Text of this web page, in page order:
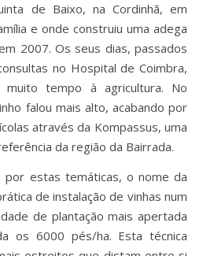
de Baixo, na Cordinhã, em
e onde construiu uma adega
2007. Os seus dias, passados
no Hospital de Coimbra,
tempo à agricultura. No
falou mais alto, acabando por
através da Kompassus, uma
da região da Bairrada.
por estas temáticas, o nome da
de instalação de vinhas num
de plantação mais apertada
os 6000 pés/ha. Esta técnica